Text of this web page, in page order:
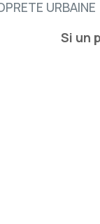
URBAINE
Si un